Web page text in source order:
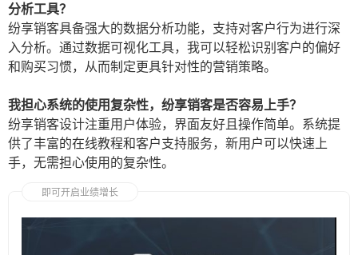
分析工具？
纷享销客具备强大的数据分析功能，支持对客户行为进行深
入分析。通过数据可视化工具，我可以轻松识别客户的偏好
和购买习惯，从而制定更具针对性的营销策略。
我担心系统的使用复杂性，纷享销客是否容易上手？
纷享销客设计注重用户体验，界面友好且操作简单。系统提
供了丰富的在线教程和客户支持服务，新用户可以快速上
手，无需担心使用的复杂性。
即可开启业绩增长